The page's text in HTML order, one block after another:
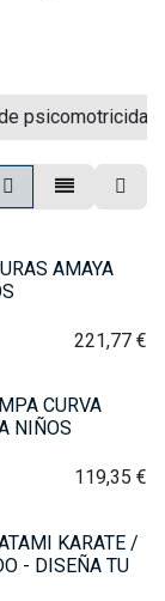
psicomotricidad
AMAYA
221,77€
CURVA
NIÑOS
119,35 €
KARATE /
- DISEÑA TU